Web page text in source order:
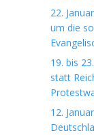
22.
um die
19. bis
statt
12.